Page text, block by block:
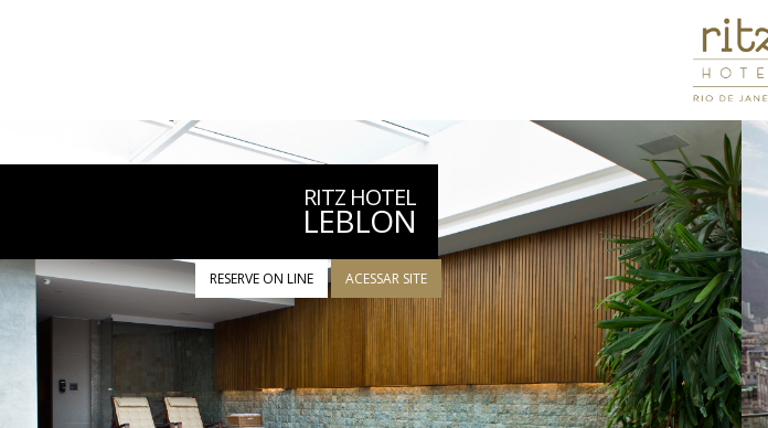
RITZ HOTEL
LEBLON
RESERVE ON LINE ACESSAR SITE